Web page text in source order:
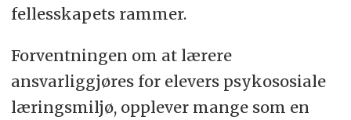
fellesskapets rammer.
Forventningen om at lærere
ansvarliggjøres for elevers psykososiale
læringsmiljø, opplever mange som en